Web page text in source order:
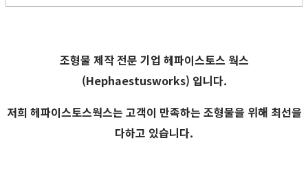
조형물 제작 전문 기업 헤파이스토스 웍스
(Hephaestusworks) 입니다.
저희 헤파이스토스웍스는 고객이 만족하는 조형물을 위해 최선을
다하고 있습니다.